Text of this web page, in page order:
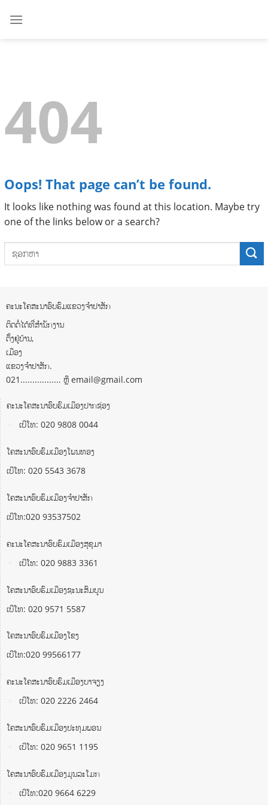
404
Oops! That page can’t be found.
It looks like nothing was found at this location. Maybe try
one of the links below or a search?
ຄະນະໂຄສະນາອົບຮົມແຂວງຈຳປາສັກ
ຕິດຕໍ່ໄດ້ທີ່ສຳນັກງານ
ຕັ້ງຢູ່ບ້ານ,
ເມືອງ
ແຂວງຈຳປາສັກ.
021................. ຫຼື email@gmail.com
ຄະນະໂຄສະນາອົບຮົມເມືອງປາກຊ່ອງ
ເບີໂທ: 020 9808 0044
ໂຄສະນາອົບຮົມເມືອງໂພນທອງ
ເບີໂທ: 020 5543 3678
ໂຄສະນາອົບຮົມເມືອງຈຳປາສັກ
ເບີໂທ:020 93537502
ຄະນະໂຄສະນາອົບຮົມເມືອງສຸຂຸມາ
ເບີໂທ: 020 9883 3361
ໂຄສະນາອົບຮົມເມືອງຊະນະສົມບູນ
ເບີໂທ: 020 9571 5587
ໂຄສະນາອົບຮົມເມືອງໂຂງ
ເບີໂທ:020 99566177
ຄະນະໂຄສະນາອົບຮົມເມືອງບາຈຽງ
ເບີໂທ: 020 2226 2464
ໂຄສະນາອົບຮົມເມືອງປະທຸມພອນ
ເບີໂທ: 020 9651 1195
ໂຄສະນາອົບຮົມເມືອງມຸນລະໂມກ
ເບີໂທ:020 9664 6229